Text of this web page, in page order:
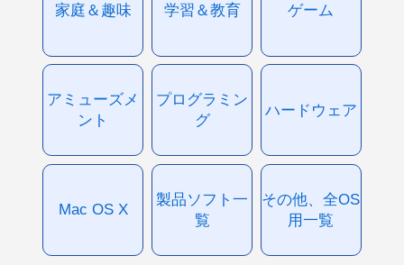
家庭＆趣味 学習＆教育 ゲーム
アミューズメ
ント
プログラミン
グ
ハードウェア
Mac OS X
製品ソフト一
覧
その他、全OS
用一覧